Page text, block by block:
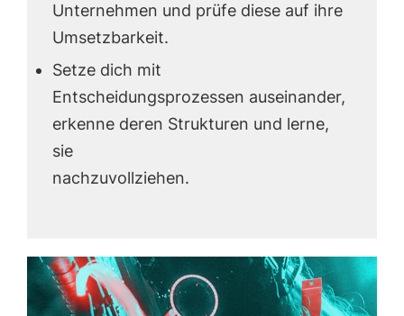
Unternehmen und prüfe diese auf ihre
Umsetzbarkeit.
Setze dich mit
Entscheidungsprozessen auseinander,
erkenne deren Strukturen und lerne,
sie
nachzuvollziehen.